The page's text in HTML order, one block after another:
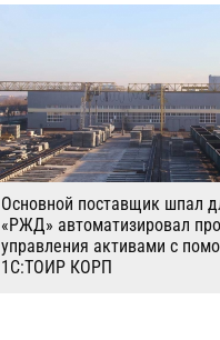
Основной поставщик шпал
«РЖД» автоматизировал
управления активами с
1С:ТОИР КОРП